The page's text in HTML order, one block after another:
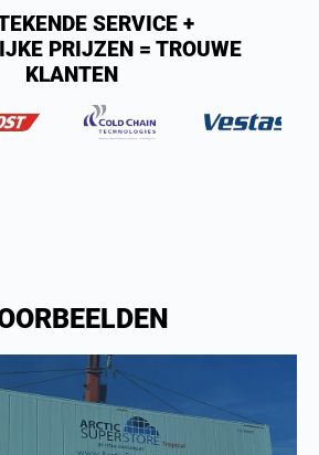
SERVICE +
PRIJZEN = TROUWE
KLANTEN